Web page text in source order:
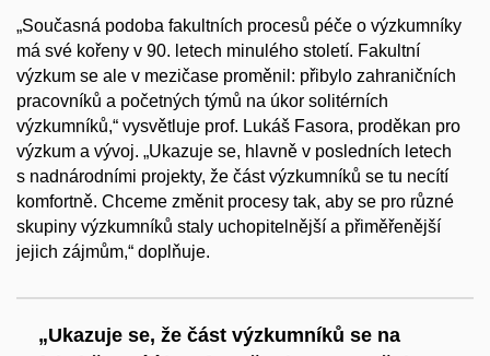
„Současná podoba fakultních procesů péče o výzkumníky
má své kořeny v 90. letech minulého století. Fakultní
výzkum se ale v mezičase proměnil: přibylo zahraničních
pracovníků a početných týmů na úkor solitérních
výzkumníků,“ vysvětluje prof. Lukáš Fasora, proděkan pro
výzkum a vývoj. „Ukazuje se, hlavně v posledních letech
s nadnárodními projekty, že část výzkumníků se tu necítí
komfortně. Chceme změnit procesy tak, aby se pro různé
skupiny výzkumníků staly uchopitelnější a přiměřenější
jejich zájmům,“ doplňuje.
„Ukazuje se, že část výzkumníků se na